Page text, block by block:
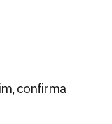
confirma